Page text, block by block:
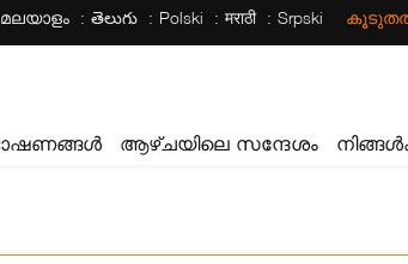
മലയാളം తెలుగు Polski मराठी Srpski
ആഴ്ചയിലെ സന്ദേശം